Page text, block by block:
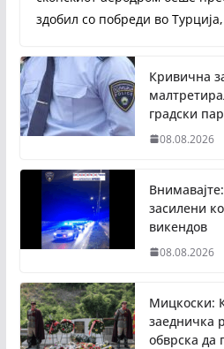
здобил со побреди во
Кривична
градски
08.08.2026
засилени
викендов
08.08.2026
Мицкоски:
заедничка
обврска да